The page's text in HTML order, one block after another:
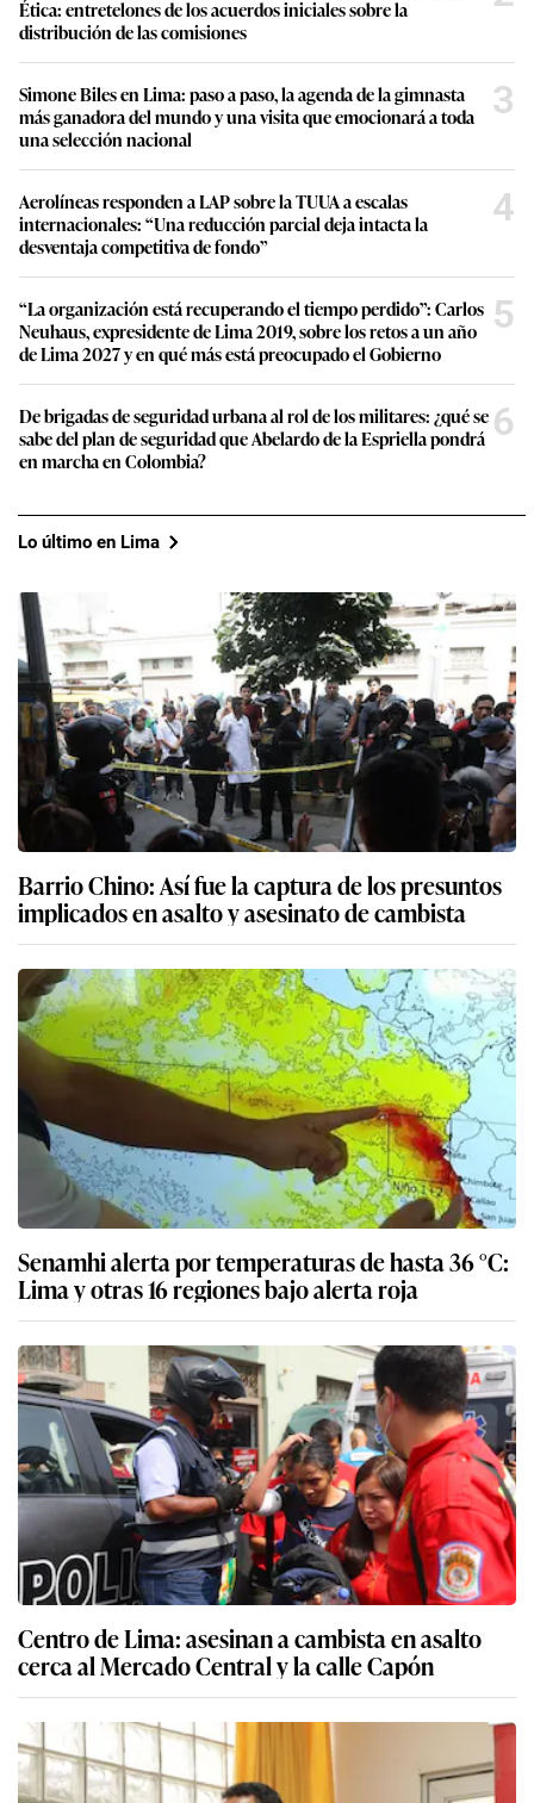
Ética: entretelones de los acuerdos iniciales sobre la
distribución de las comisiones
Simone Biles en Lima: paso a paso, la agenda de la gimnasta
más ganadora del mundo y una visita que emocionará a toda
una selección nacional
3
Aerolíneas responden a LAP sobre la TUUA a escalas
internacionales: “Una reducción parcial deja intacta la
desventaja competitiva de fondo”
4
“La organización está recuperando el tiempo perdido”: Carlos
Neuhaus, expresidente de Lima 2019, sobre los retos a un año
de Lima 2027 y en qué más está preocupado el Gobierno
5
De brigadas de seguridad urbana al rol de los militares: ¿qué se
sabe del plan de seguridad que Abelardo de la Espriella pondrá
en marcha en Colombia?
6
Lo último en Lima
Barrio Chino: Así fue la captura de los presuntos
implicados en asalto y asesinato de cambista
Senamhi alerta por temperaturas de hasta 36 °C:
Lima y otras 16 regiones bajo alerta roja
Centro de Lima: asesinan a cambista en asalto
cerca al Mercado Central y la calle Capón